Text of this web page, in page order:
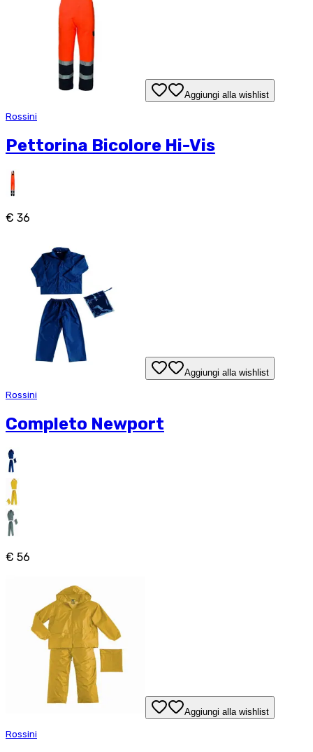
Aggiungi alla wishlist
Rossini
Pettorina Bicolore Hi-Vis
€ 36
Aggiungi alla wishlist
Rossini
Completo Newport
€ 56
Aggiungi alla wishlist
Rossini